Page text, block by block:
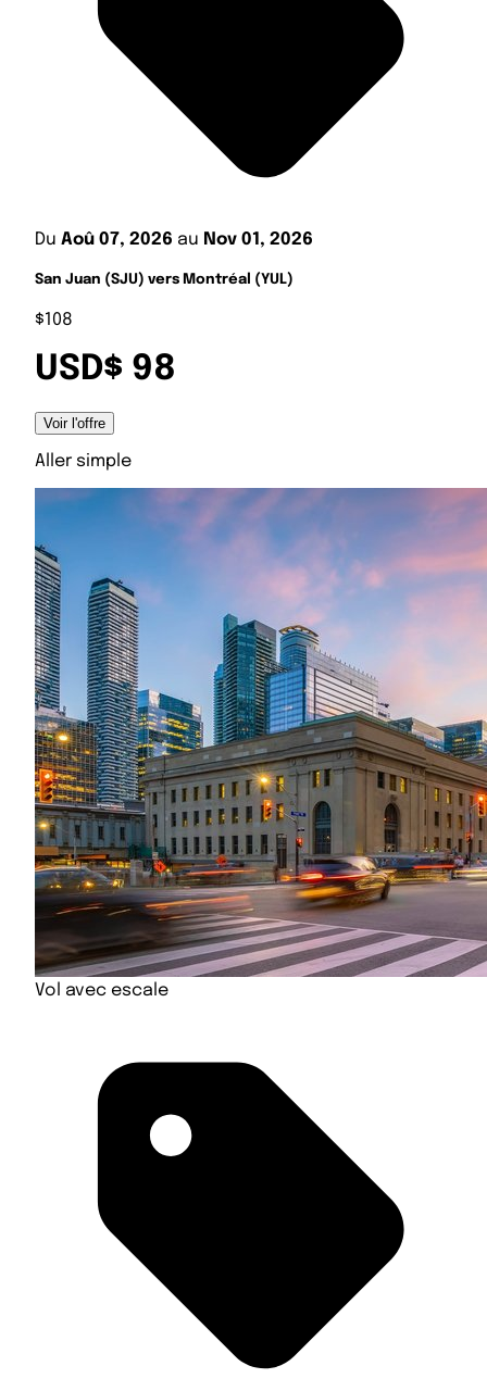
Du Aoû 07, 2026 au Nov 01, 2026
San Juan (SJU) vers Montréal (YUL)
$108
USD$ 98
Voir l'offre
Aller simple
Vol avec escale